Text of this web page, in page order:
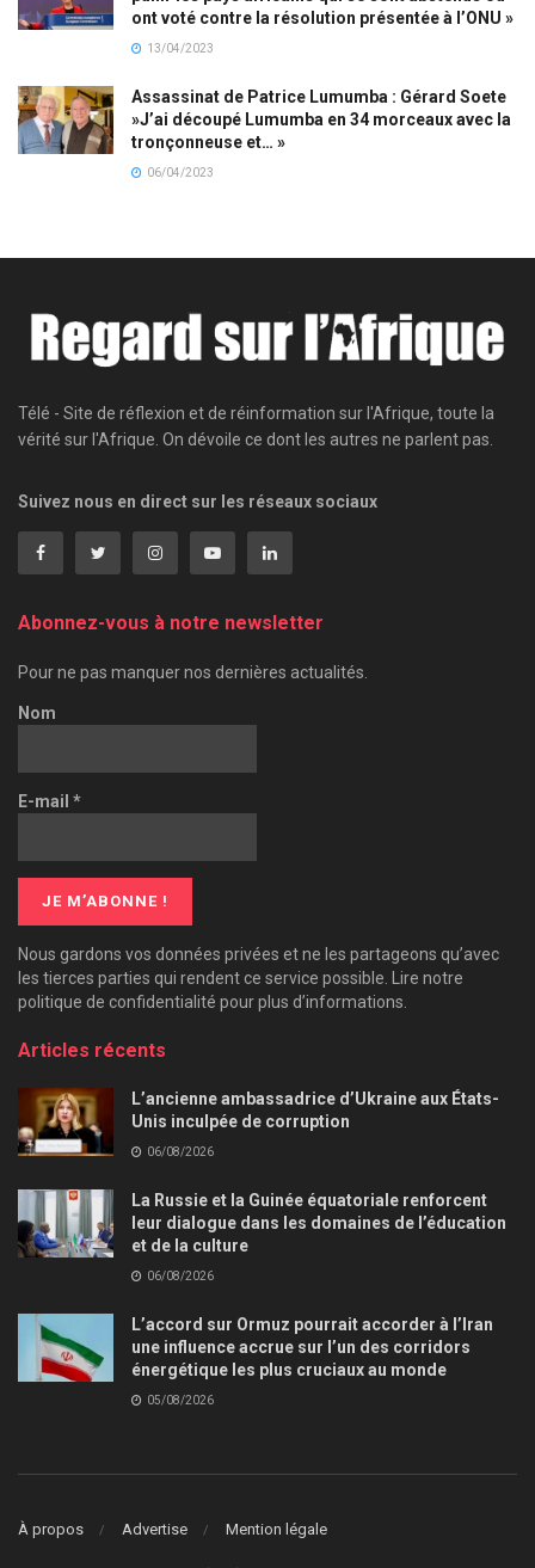
ont voté contre la résolution présentée à l’ONU »
13/04/2023
Assassinat de Patrice Lumumba : Gérard Soete
»J’ai découpé Lumumba en 34 morceaux avec la
tronçonneuse et… »
06/04/2023
Télé - Site de réflexion et de réinformation sur l'Afrique, toute la
vérité sur l'Afrique. On dévoile ce dont les autres ne parlent pas.
Suivez nous en direct sur les réseaux sociaux
Abonnez-vous à notre newsletter
Pour ne pas manquer nos dernières actualités.
Nom
E-mail *
Nous gardons vos données privées et ne les partageons qu’avec
les tierces parties qui rendent ce service possible. Lire notre
politique de confidentialité pour plus d’informations.
Articles récents
L’ancienne ambassadrice d’Ukraine aux États-
Unis inculpée de corruption
06/08/2026
La Russie et la Guinée équatoriale renforcent
leur dialogue dans les domaines de l’éducation
et de la culture
06/08/2026
L’accord sur Ormuz pourrait accorder à l’Iran
une influence accrue sur l’un des corridors
énergétique les plus cruciaux au monde
05/08/2026
À propos Advertise Mention légale